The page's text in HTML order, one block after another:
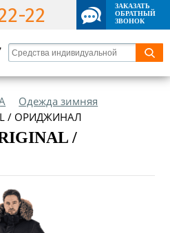
22
ЗАКАЗАТЬ
ОБРАТНЫЙ
ЗВОНОК
Одежда зимняя
/ ОРИДЖИНАЛ
/